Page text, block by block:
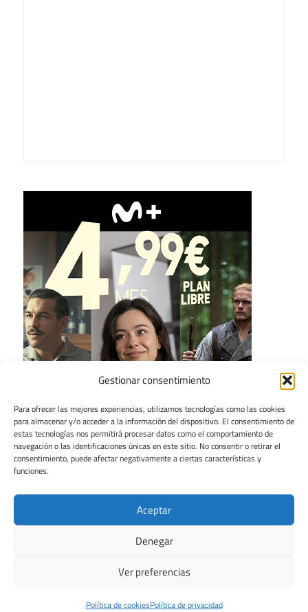
Gestionar consentimiento
Para ofrecer las mejores experiencias, utilizamos tecnologías como las cookies
para almacenar y/o acceder a la información del dispositivo. El consentimiento de
estas tecnologías nos permitirá procesar datos como el comportamiento de
navegación o las identificaciones únicas en este sitio. No consentir o retirar el
consentimiento, puede afectar negativamente a ciertas características y
funciones.
Aceptar
Denegar
Ver preferencias
Política de cookiesPolítica de privacidad